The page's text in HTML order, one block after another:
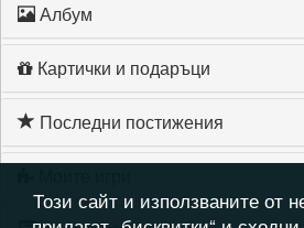
Албум
Картички и подаръци
Последни постижения
Този сайт и използваните от